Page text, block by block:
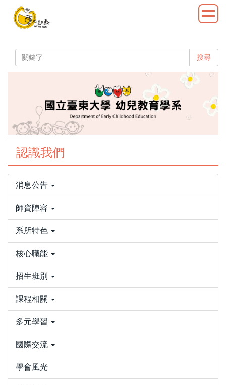
搜尋
認識我們
消息公告
師資陣容
系所特色
核心職能
招生班別
課程相關
多元學習
國際交流
學會風光